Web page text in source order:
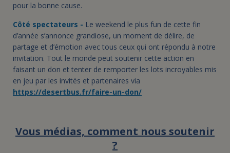
pour la bonne cause.
Côté spectateurs - Le weekend le plus fun de cette fin
d’année s’annonce grandiose, un moment de délire, de
partage et d’émotion avec tous ceux qui ont répondu à notre
invitation. Tout le monde peut soutenir cette action en
faisant un don et tenter de remporter les lots incroyables mis
en jeu par les invités et partenaires via
https://desertbus.fr/faire-un-don/
Vous médias, comment nous soutenir
?